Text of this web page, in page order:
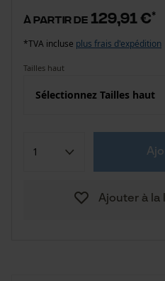
à partir de 129,91 €*
*TVA incluse plus frais d'expédition
Tailles haut
Sélectionnez Tailles haut
Ajouter à la